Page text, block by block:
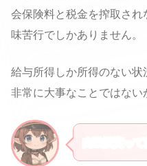
会保険料と税金を搾取さ
味苦行でしかありません。
給与所得しか所得のない状
非常に大事なことではない